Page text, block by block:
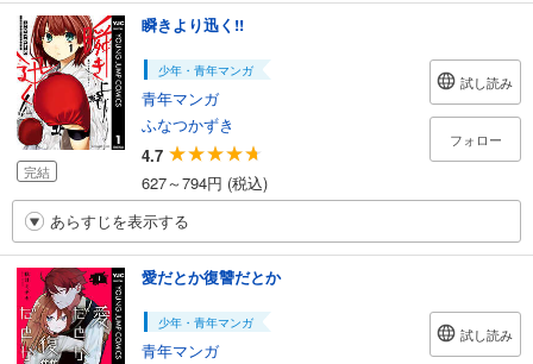
完結
瞬きより迅く!!
少年・青年マンガ
青年マンガ
ふなつかずき
4.7
627～794円 (税込)
試し読み
フォロー
あらすじを表示する
愛だとか復讐だとか
少年・青年マンガ
青年マンガ
試し読み